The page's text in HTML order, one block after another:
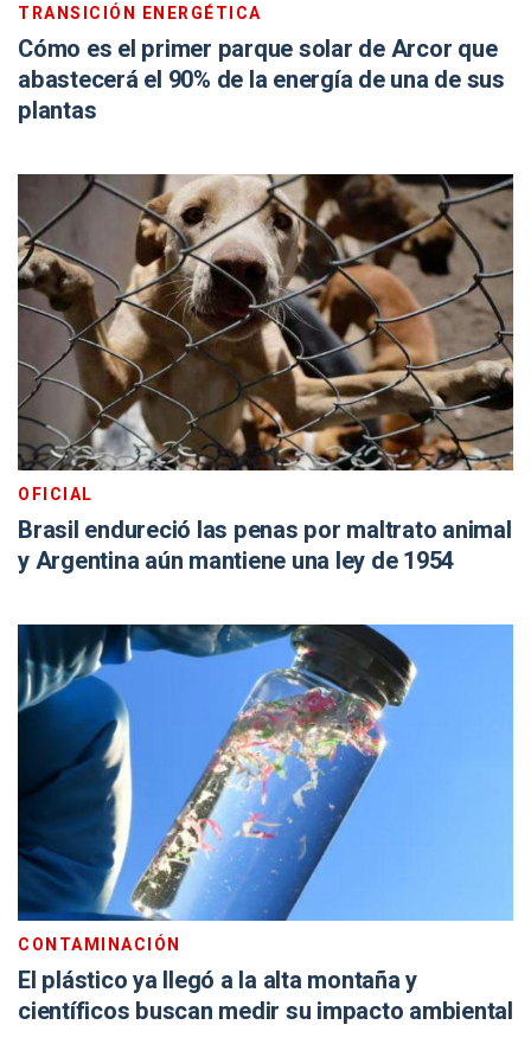
TRANSICIÓN ENERGÉTICA
Cómo es el primer parque solar de Arcor que
abastecerá el 90% de la energía de una de sus
plantas
OFICIAL
Brasil endureció las penas por maltrato animal
y Argentina aún mantiene una ley de 1954
CONTAMINACIÓN
El plástico ya llegó a la alta montaña y
científicos buscan medir su impacto ambiental